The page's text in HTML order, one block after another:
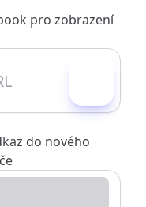
pro zobrazení
do nového